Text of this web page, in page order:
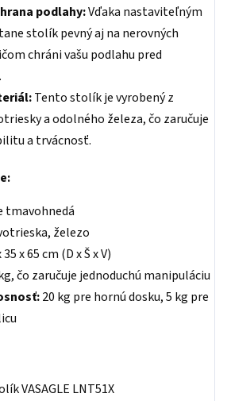
podlahy:Vďaka nastaviteľným
stolík pevný aj na nerovných
chráni vašu podlahu pred
Tento stolík je vyrobený z
a odolného železa, čo zaručuje
a trvácnosť.
tmavohnedá
železo
35 x 65 cm (D x Š x V)
čo zaručuje jednoduchú manipuláciu
20 kg pre hornú dosku, 5 kg pre
VASAGLE LNT51X